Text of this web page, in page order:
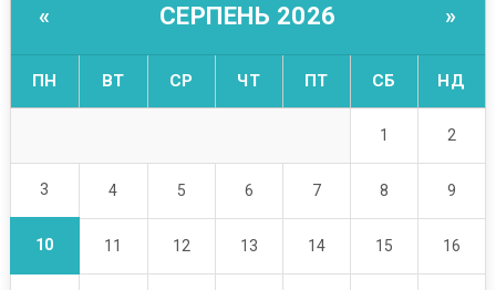
« СЕРПЕНЬ 2026 »
ПН ВТ СР ЧТ ПТ СБ НД
1 2
3 4 5 6 7 8 9
10 11 12 13 14 15 16